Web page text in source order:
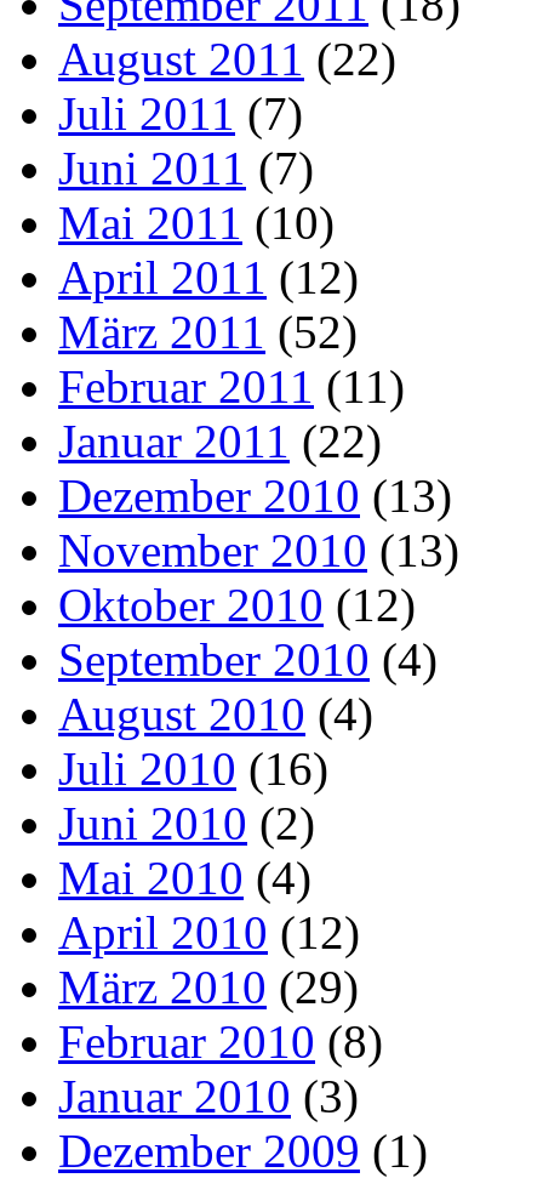
August 2011 (22)
Juli 2011 (7)
Juni 2011 (7)
Mai 2011 (10)
April 2011 (12)
März 2011 (52)
Februar 2011 (11)
Januar 2011 (22)
Dezember 2010 (13)
November 2010 (13)
Oktober 2010 (12)
September 2010 (4)
August 2010 (4)
Juli 2010 (16)
Juni 2010 (2)
Mai 2010 (4)
April 2010 (12)
März 2010 (29)
Februar 2010 (8)
Januar 2010 (3)
Dezember 2009 (1)